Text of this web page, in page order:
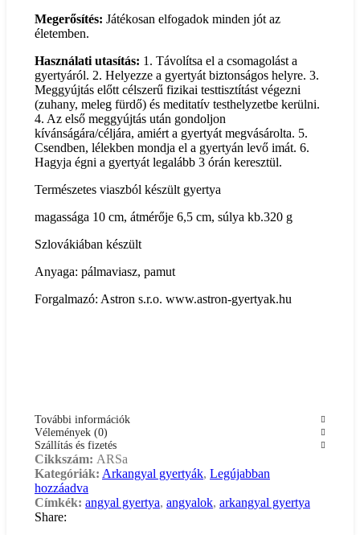
Megerősítés: Játékosan elfogadok minden jót az
életemben.
Használati utasítás: 1. Távolítsa el a csomagolást a
gyertyáról. 2. Helyezze a gyertyát biztonságos helyre. 3.
Meggyújtás előtt célszerű fizikai testtisztítást végezni
(zuhany, meleg fürdő) és meditatív testhelyzetbe kerülni.
4. Az első meggyújtás után gondoljon
kívánságára/céljára, amiért a gyertyát megvásárolta. 5.
Csendben, lélekben mondja el a gyertyán levő imát. 6.
Hagyja égni a gyertyát legalább 3 órán keresztül.
Természetes viaszból készült gyertya
magassága 10 cm, átmérője 6,5 cm, súlya kb.320 g
Szlovákiában készült
Anyaga: pálmaviasz, pamut
Forgalmazó: Astron s.r.o. www.astron-gyertyak.hu
További információk
Vélemények (0)
Szállítás és fizetés
Cikkszám: ARSa
Kategóriák: Arkangyal gyertyák, Legújabban
hozzáadva
Címkék: angyal gyertya, angyalok, arkangyal gyertya
Share: